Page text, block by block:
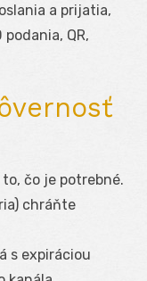
a prijatia,
QR,
čo je potrebné.
chráňte
s expiráciou